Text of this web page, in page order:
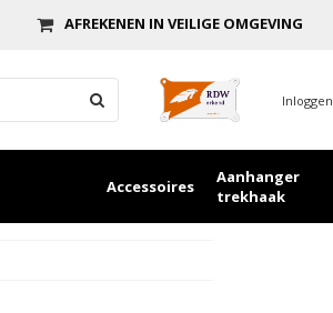
AFREKENEN IN VEILIGE OMGEVING
Inloggen
Accessoires
Aanhanger
trekhaak